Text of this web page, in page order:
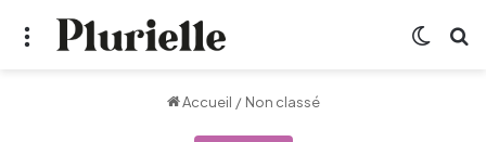
Menu
Accueil / Non classé